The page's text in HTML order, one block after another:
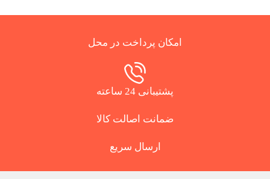
امکان پرداخت در محل
پشتیبانی 24 ساعته
ضمانت اصالت کالا
ارسال سریع